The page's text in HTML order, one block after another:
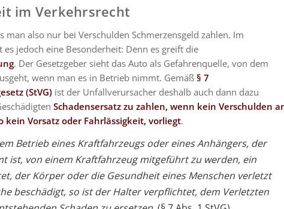
im Verkehrsrecht
man also nur bei Verschulden Schmerzensgeld zahlen. Im
jedoch eine Besonderheit: Denn es greift die
. Der Gesetzgeber sieht das Auto als Gefahrenquelle, von dem
wenn man es in Betrieb nimmt. Gemäß § 7
(StVG)ist der Unfallverursacher deshalb auch dann dazu
Schadensersatz zu zahlen, wenn kein Verschulden
kein Vorsatz oder Fahrlässigkeit, vorliegt.
Betrieb eines Kraftfahrzeugs oder eines Anhängers, der
ist, von einem Kraftfahrzeug mitgeführt zu werden, ein
der Körper oder die Gesundheit eines Menschen verletzt
beschädigt, so ist der Halter verpflichtet, dem Verletzten